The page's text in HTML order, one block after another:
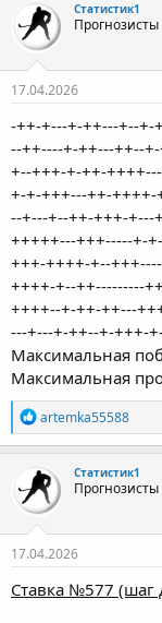
Статистик1
Прогнозисты
17.04.2026
-++-+---+-++---+--+-
--++----+-++---++--
+--+++-+-++-
+-+-+++---++-
--+---+--++-+++-+---
+++++---+++-----+-
+++-++++-+--
++++-+--++---------
++++--+-++-++---
---+---+-++--+-+++-
Максимальная
Максимальная
Р
е
а
к
ц
и
и
artemka55588
Статистик1
Прогнозисты
17.04.2026
Ставка №577 (шаг